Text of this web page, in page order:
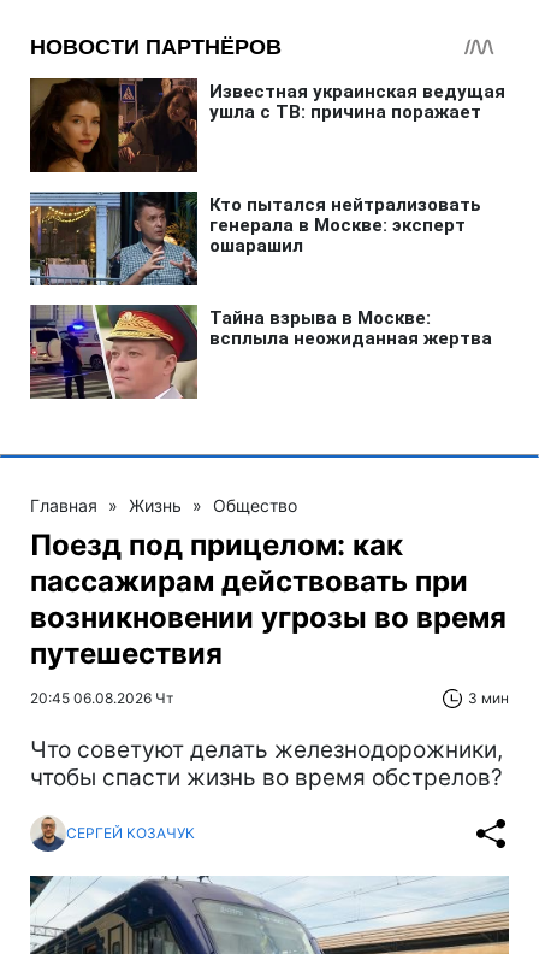
Главная » Жизнь » Общество
Поезд под прицелом: как
пассажирам действовать при
возникновении угрозы во время
путешествия
20:45 06.08.2026 Чт 3 мин
Что советуют делать железнодорожники,
чтобы спасти жизнь во время обстрелов?
СЕРГЕЙ КОЗАЧУК